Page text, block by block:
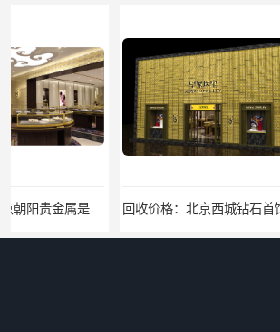
回收价格：北京西城钻石首饰高价回收，当场结算回收找哪家